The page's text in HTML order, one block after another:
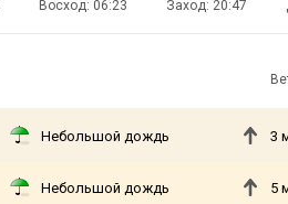
Восход: 06:23 Заход: 20:47
Небольшой дождь 3
Небольшой дождь 5